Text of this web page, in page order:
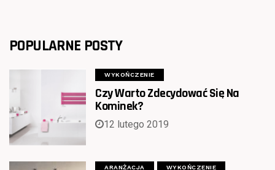
POPULARNE POSTY
WYKOŃCZENIE
Czy Warto Zdecydować Się Na
Kominek?
12 lutego 2019
ARANŻACJA WYKOŃCZENIE